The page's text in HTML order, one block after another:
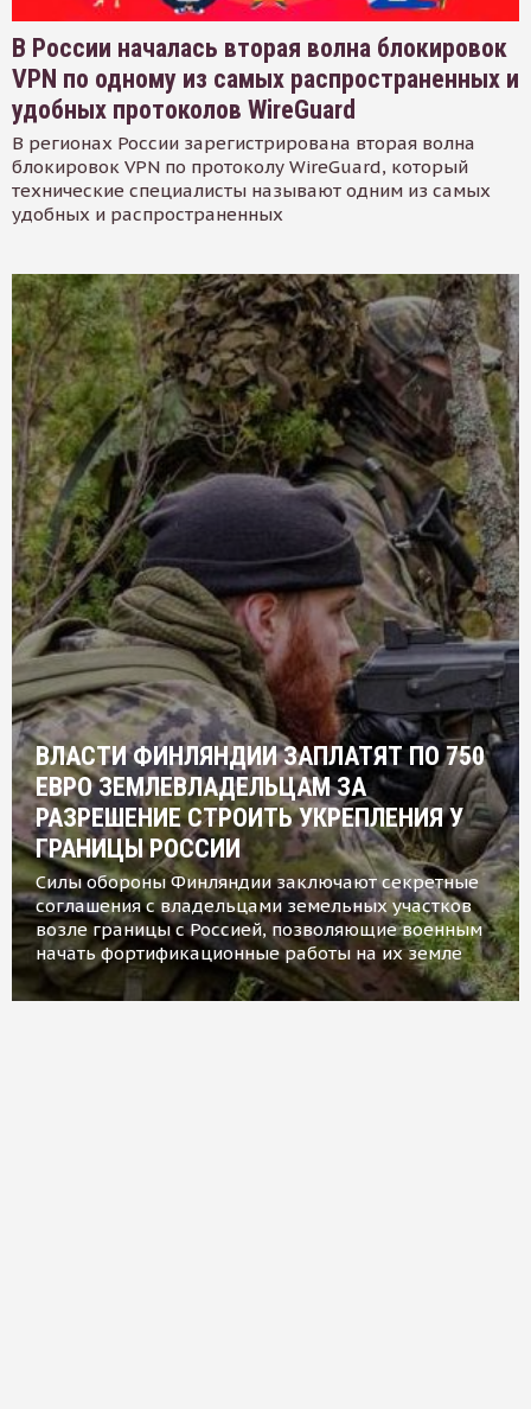
В России началась вторая волна блокировок
VPN по одному из самых распространенных и
удобных протоколов WireGuard
В регионах России зарегистрирована вторая волна
блокировок VPN по протоколу WireGuard, который
технические специалисты называют одним из самых
удобных и распространенных
ВЛАСТИ ФИНЛЯНДИИ ЗАПЛАТЯТ ПО 750
ЕВРО ЗЕМЛЕВЛАДЕЛЬЦАМ ЗА
РАЗРЕШЕНИЕ СТРОИТЬ УКРЕПЛЕНИЯ У
ГРАНИЦЫ РОССИИ
Силы обороны Финляндии заключают секретные
соглашения с владельцами земельных участков
возле границы с Россией, позволяющие военным
начать фортификационные работы на их земле